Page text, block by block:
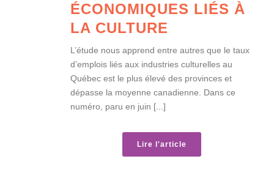
ÉCONOMIQUES LIÉS À
LA CULTURE
L’étude nous apprend entre autres que le taux
d’emplois liés aux industries culturelles au
Québec est le plus élevé des provinces et
dépasse la moyenne canadienne. Dans ce
numéro, paru en juin [...]
Lire l'article